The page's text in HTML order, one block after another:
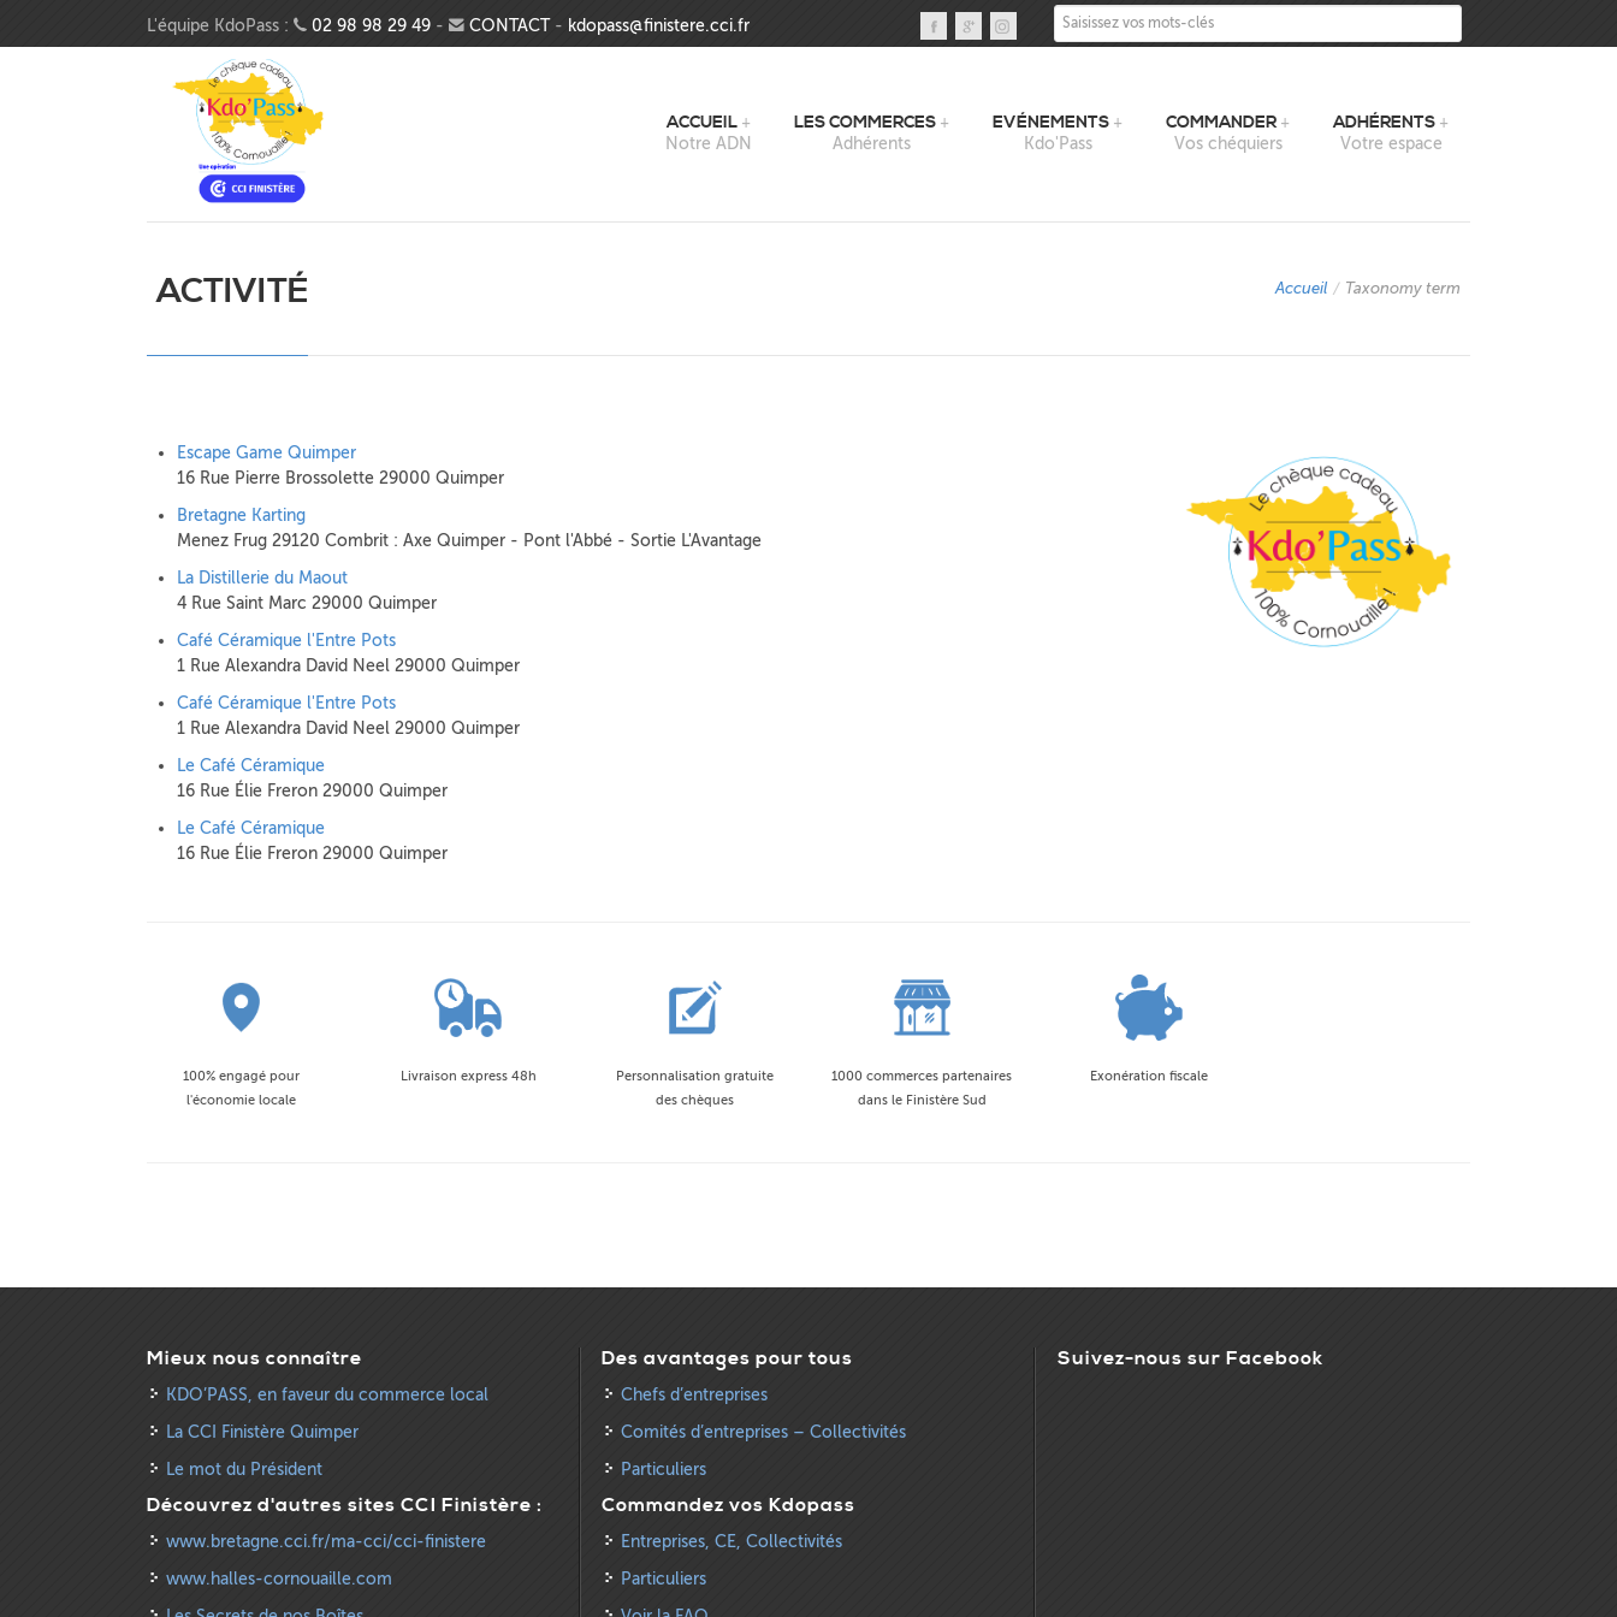
Aller au contenu principal
L'équipe KdoPass : 02 98 98 29 49 - CONTACT - kdopass@finistere.cci.fr Saisissez vos mots-clés
ACCUEIL
Notre ADN
LES COMMERCES
Adhérents
EVÉNEMENTS
Kdo'Pass
COMMANDER
Vos chéquiers
ADHÉRENTS
Votre espace
ACTIVITÉ Accueil / Taxonomy term
Escape Game Quimper
16 Rue Pierre Brossolette 29000 Quimper
Bretagne Karting
Menez Frug 29120 Combrit : Axe Quimper - Pont l'Abbé - Sortie L'Avantage
La Distillerie du Maout
4 Rue Saint Marc 29000 Quimper
Café Céramique l'Entre Pots
1 Rue Alexandra David Neel 29000 Quimper
Café Céramique l'Entre Pots
1 Rue Alexandra David Neel 29000 Quimper
Le Café Céramique
16 Rue Élie Freron 29000 Quimper
Le Café Céramique
16 Rue Élie Freron 29000 Quimper
100% engagé pour
l'économie locale
Livraison express 48h
Personnalisation gratuite
des chèques
1000 commerces partenaires
dans le Finistère Sud
Exonération fiscale
Mieux nous connaître
KDO’PASS, en faveur du commerce local
La CCI Finistère Quimper
Le mot du Président
Découvrez d'autres sites CCI Finistère :
www.bretagne.cci.fr/ma-cci/cci-finistere
www.halles-cornouaille.com
Des avantages pour tous
Chefs d’entreprises
Comités d’entreprises – Collectivités
Particuliers
Commandez vos Kdopass
Entreprises, CE, Collectivités
Particuliers
Suivez-nous sur Facebook